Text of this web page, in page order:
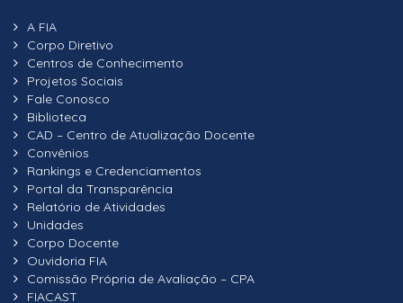
A FIA
Corpo Diretivo
Centros de Conhecimento
Projetos Sociais
Fale Conosco
Biblioteca
CAD – Centro de Atualização Docente
Convênios
Rankings e Credenciamentos
Portal da Transparência
Relatório de Atividades
Unidades
Corpo Docente
Ouvidoria FIA
Comissão Própria de Avaliação – CPA
FIACAST